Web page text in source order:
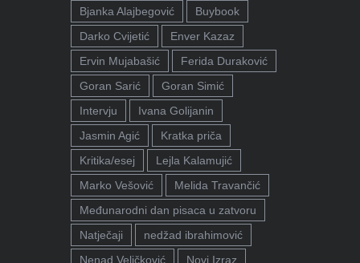
Bjanka Alajbegović
Buybook
Darko Cvijetić
Enver Kazaz
Ervin Mujabašić
Ferida Duraković
Goran Sarić
Goran Simić
Intervju
Ivana Golijanin
Jasmin Agić
Kratka priča
Kritika/esej
Lejla Kalamujić
Marko Vešović
Melida Travančić
Međunarodni dan pisaca u zatvoru
Natječaji
nedžad ibrahimović
Nenad Veličković
Novi Izraz